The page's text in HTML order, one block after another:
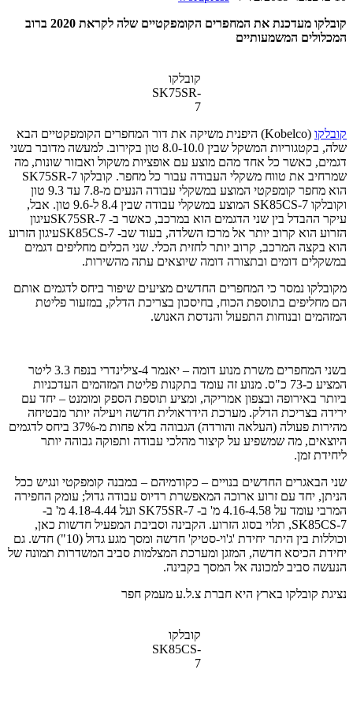
קובלקו מעדכנת את המחפרים הקומפקטיים שלה לקראת 2020 ברוב
המכלולים המשמעותיים
קובלקו
SK75SR-
7
קובלקו
(Kobelco) היפנית משיקה את דור המחפרים הקומפקטיים הבא
שלה, בקטגוריות המשקל שבין 8.0-10.0 טון בקירוב. למעשה מדובר בשני
דגמים, כאשר כל אחד מהם מוצע עם אופציות משקול ואבזור שונות, מה
שמרחיב את טווח משקלי העבודה עבור כל מחפר. קובלקו SK75SR-7
הוא מחפר קומפקטי המוצע במשקלי עבודה הנעים מ-7.8 עד 9.3 טון
וקובלקו SK85CS-7 המוצע במשקלי עבודה שבין 8.4 ל-9.6 טון. אבל,
עיקר ההבדל בין שני הדגמים הוא במרכב, כאשר ב- SK75SR-7עיגון
הזרוע הוא קרוב יותר אל מרכז השלדה, בעוד שב- SK85CS-7עיגון הזרוע
הוא בקצה המרכב, קרוב יותר לחזית הכלי. שני הכלים מחליפים דגמים
במשקלים דומים ובתצורה דומה שיוצאים עתה מהשירות.
מקובלקו נמסר כי המחפרים החדשים מציעים שיפור ביחס לדגמים אותם
הם מחליפים בתוספת הכוח, בחיסכון בצריכת הדלק, במזעור פליטת
המזהמים ובנוחות התפעול והנדסת האנוש.
בשני המחפרים משרת מנוע דומה – יאנמר 4-צילינדרי בנפח 3.3 ליטר
המציע כ-73 כ"ס. מנוע זה עומד בתקנות פליטת המזהמים העדכניות
ביותר באירופה ובצפון אמריקה, ומציע תוספת הספק ומומנט – יחד עם
ירידה בצריכת הדלק. מערכת הידראולית חדשה ויעילה יותר מבטיחה
מהירות פעולה (העלאה והורדה) הגבוהה בלא פחות מ-37% ביחס לדגמים
היוצאים, מה שמשפיע על קיצור מהלכי עבודה ותפוקה גבוהה יותר
ליחידת זמן.
שני הבאגרים החדשים בנויים – כקודמיהם – במבנה קומפקטי ונגיש ככל
הניתן, יחד עם זרוע ארוכה המאפשרת רדיוס עבודה גדול; עומק החפירה
המרבי עומד על 4.16-4.58 מ' ב- SK75SR-7 ועל 4.18-4.44 מ' ב-
SK85CS-7, תלוי בסוג הזרוע. הקבינה וסביבת המפעיל חדשות כאן,
וכוללות בין היתר יחידת 'ג'וי-סטיק' חדשה ומסך מגע גדול (10") חדש. גם
יחידת הכיסא חדשה, המזגן ומערכת המצלמות סביב המשדרות תמונה של
הנעשה סביב למכונה אל המסך בקבינה.
נציגת קובלקו בארץ היא חברת צ.ל.ע מעמק חפר
קובלקו
SK85CS-
7